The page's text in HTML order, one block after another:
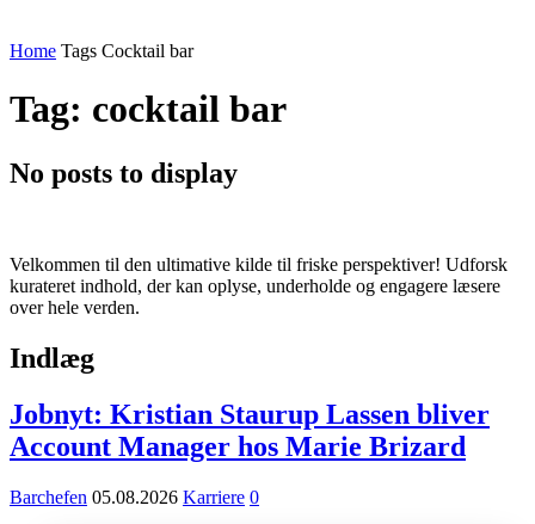
Home Tags Cocktail bar
Tag: cocktail bar
No posts to display
Velkommen til den ultimative kilde til friske perspektiver! Udforsk
kurateret indhold, der kan oplyse, underholde og engagere læsere
over hele verden.
Indlæg
Jobnyt: Kristian Staurup Lassen bliver
Account Manager hos Marie Brizard
Barchefen 05.08.2026 Karriere 0